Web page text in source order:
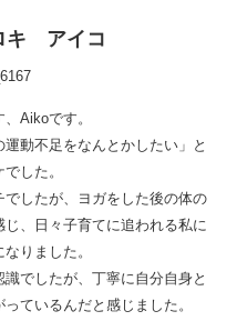
キ アイコ
Aikoです。
動不足をなんとかしたい」と
した。
したが、ヨガをした後の体の
、日々子育てに追われる私に
りました。
でしたが、丁寧に自分自身と
ているんだと感じました。